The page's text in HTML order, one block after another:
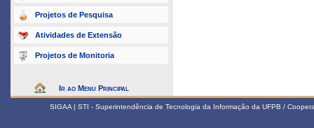
Projetos de Pesquisa
Atividades de Extensão
Projetos de Monitoria
Ir ao Menu Principal
SIGAA | STI - Superintendência de Tecnologia da Informação da UFPB /